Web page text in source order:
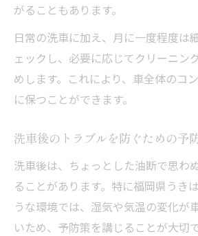
がることもあります。
日常の洗車に加え、月に一度程度は
ェックし、必要に応じてクリーニン
めします。これにより、車全体のコ
に保つことができます。
洗車後のトラブルを防ぐための予
洗車後は、ちょっとした油断で思わ
ることがあります。特に福岡県うき
うな環境では、湿気や気温の変化が
いため、予防策を講じることが大切で